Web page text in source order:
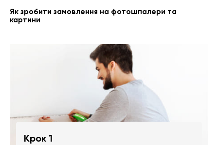
Як зробити замовлення на фотошпалери та
картини
Крок 1